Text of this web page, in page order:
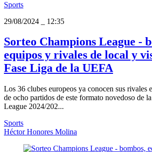
Sports
29/08/2024
12:35
Sorteo Champions League -
equipos y rivales de local y
Fase Liga de la UEFA
Los 36 clubes europeos ya conocen sus rivales
de ocho partidos de este formato novedoso de
League 2024/202...
Sports
Héctor Honores Molina